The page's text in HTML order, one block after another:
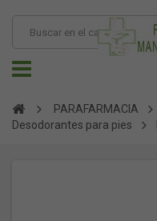
PARAFARMACIA
Desodorantes para pies